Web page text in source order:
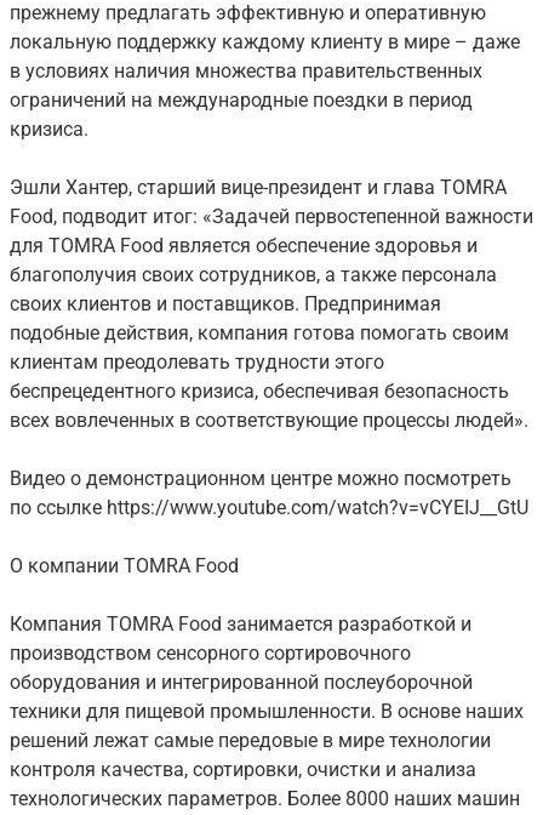
прежнему предлагать эффективную и оперативную
локальную поддержку каждому клиенту в мире – даже
в условиях наличия множества правительственных
ограничений на международные поездки в период
кризиса.
Эшли Хантер, старший вице-президент и глава TOMRA
Food, подводит итог: «Задачей первостепенной важности
для TOMRA Food является обеспечение здоровья и
благополучия своих сотрудников, а также персонала
своих клиентов и поставщиков. Предпринимая
подобные действия, компания готова помогать своим
клиентам преодолевать трудности этого
беспрецедентного кризиса, обеспечивая безопасность
всех вовлеченных в соответствующие процессы людей».
Видео о демонстрационном центре можно посмотреть
по ссылке https://www.youtube.com/watch?v=vCYEIJ__GtU
О компании TOMRA Food
Компания TOMRA Food занимается разработкой и
производством сенсорного сортировочного
оборудования и интегрированной послеуборочной
техники для пищевой промышленности. В основе наших
решений лежат самые передовые в мире технологии
контроля качества, сортировки, очистки и анализа
технологических параметров. Более 8000 наших машин